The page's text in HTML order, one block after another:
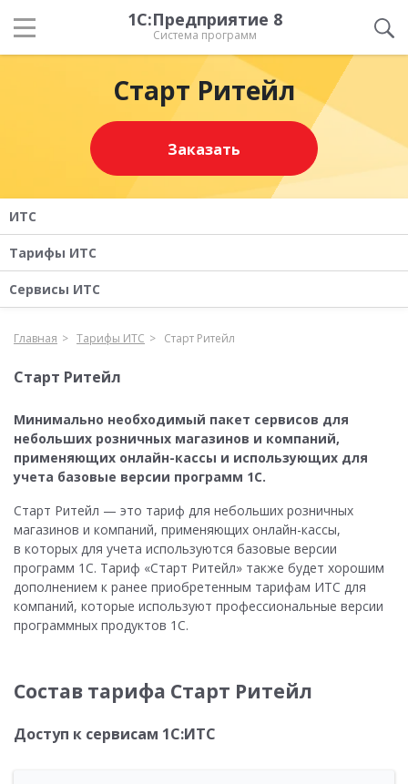
1С:Предприятие 8
Система программ
Старт Ритейл
Заказать
ИТС
Тарифы ИТС
Сервисы ИТС
Главная Тарифы ИТС Старт Ритейл
Старт Ритейл
Минимально необходимый пакет сервисов для
небольших розничных магазинов и компаний,
применяющих онлайн-кассы и использующих для
учета базовые версии программ 1С.
Старт Ритейл — это тариф для небольших розничных
магазинов и компаний, применяющих онлайн-кассы,
в которых для учета используются базовые версии
программ 1С. Тариф «Старт Ритейл» также будет хорошим
дополнением к ранее приобретенным тарифам ИТС для
компаний, которые используют профессиональные версии
программных продуктов 1С.
Состав тарифа Старт Ритейл
Доступ к сервисам 1С:ИТС